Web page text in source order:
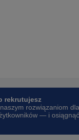
rekrutujesz
rozwiązaniom dla
— i osiągnąć